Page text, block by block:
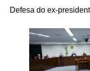
Defesa do ex-